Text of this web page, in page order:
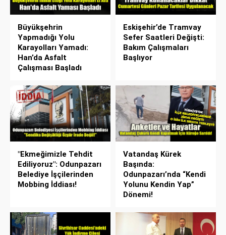
Büyükşehrin
Yapmadığı Yolu
Karayolları Yamadı:
Han’da Asfalt
Çalışması Başladı
Eskişehir’de Tramvay
Sefer Saatleri Değişti:
Bakım Çalışmaları
Başlıyor
"Ekmeğimizle Tehdit
Ediliyoruz": Odunpazarı
Belediye İşçilerinden
Mobbing İddiası!
Vatandaş Kürek
Başında:
Odunpazarı’nda “Kendi
Yolunu Kendin Yap”
Dönemi!